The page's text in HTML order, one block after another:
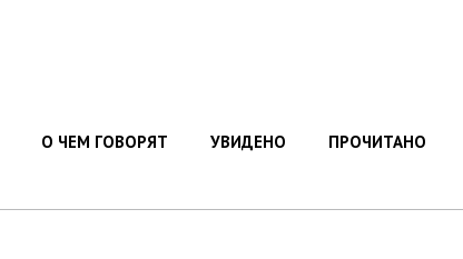
О ЧЕМ ГОВОРЯТ УВИДЕНО ПРОЧИТАНО